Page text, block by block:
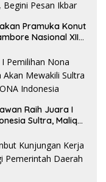
Pramuka Konut
Nasional XII
‎Raih Juara I
Sultra, Maliqa
Pemilihan NONA